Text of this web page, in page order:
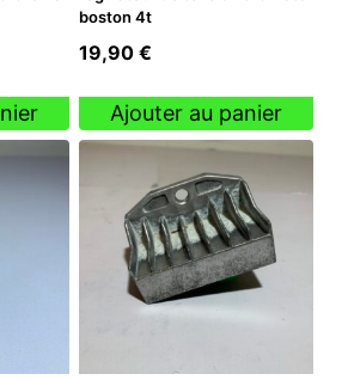
boston 4t
19,90 €
Ajouter au panier